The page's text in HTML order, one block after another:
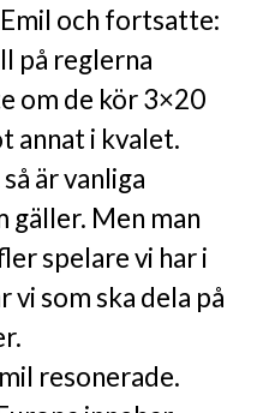
och fortsatte:
på reglerna
om de kör 3×20
annat i kvalet.
är vanliga
gäller. Men man
spelare vi har i
som ska dela på
resonerade.